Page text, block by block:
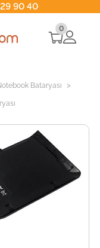
90 40
0
Bataryası >